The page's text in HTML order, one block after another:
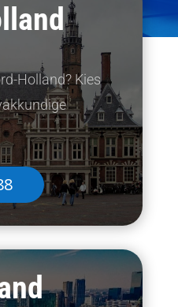
Holland? Kies